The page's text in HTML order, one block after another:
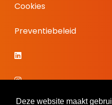
Deze website maakt
Cookies
Preventiebeleid